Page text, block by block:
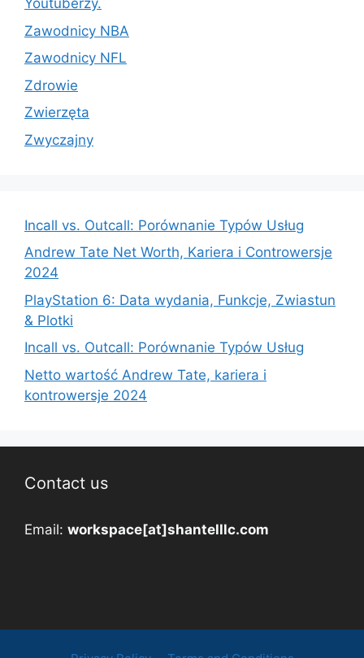
Youtuberzy.
Zawodnicy NBA
Zawodnicy NFL
Zdrowie
Zwierzęta
Zwyczajny
Incall vs. Outcall: Porównanie Typów Usług
Andrew Tate Net Worth, Kariera i Controwersje
2024
PlayStation 6: Data wydania, Funkcje, Zwiastun
& Plotki
Incall vs. Outcall: Porównanie Typów Usług
Netto wartość Andrew Tate, kariera i
kontrowersje 2024
Contact us
Email: workspace[at]shantelllc.com